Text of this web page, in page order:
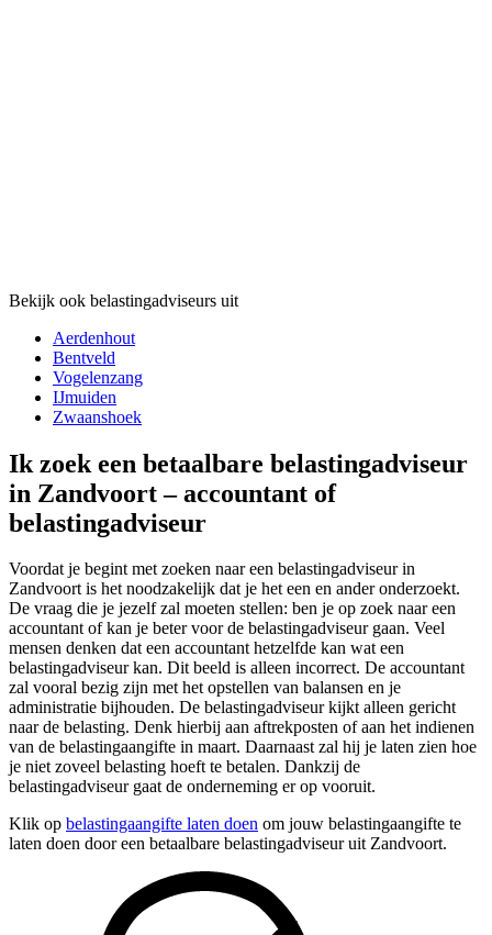
Bekijk ook belastingadviseurs uit
Aerdenhout
Bentveld
Vogelenzang
IJmuiden
Zwaanshoek
Ik zoek een betaalbare belastingadviseur
in Zandvoort – accountant of
belastingadviseur
Voordat je begint met zoeken naar een belastingadviseur in
Zandvoort is het noodzakelijk dat je het een en ander onderzoekt.
De vraag die je jezelf zal moeten stellen: ben je op zoek naar een
accountant of kan je beter voor de belastingadviseur gaan. Veel
mensen denken dat een accountant hetzelfde kan wat een
belastingadviseur kan. Dit beeld is alleen incorrect. De accountant
zal vooral bezig zijn met het opstellen van balansen en je
administratie bijhouden. De belastingadviseur kijkt alleen gericht
naar de belasting. Denk hierbij aan aftrekposten of aan het indienen
van de belastingaangifte in maart. Daarnaast zal hij je laten zien hoe
je niet zoveel belasting hoeft te betalen. Dankzij de
belastingadviseur gaat de onderneming er op vooruit.
Klik op belastingaangifte laten doen om jouw belastingaangifte te
laten doen door een betaalbare belastingadviseur uit Zandvoort.